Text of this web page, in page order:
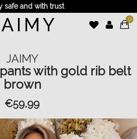
safe and with trust
0
JAIMY
with gold rib belt
brown
€59,99